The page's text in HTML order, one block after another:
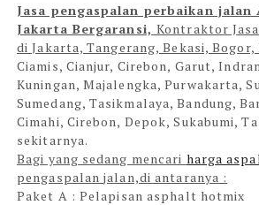
Jasa pengaspalan perbaikan jalan
Jakarta Bergaransi,Kontraktor
di Jakarta, Tangerang, Bekasi, Bogor,
Ciamis, Cianjur, Cirebon, Garut,
Kuningan, Majalengka, Purwakarta,
Sumedang, Tasikmalaya, Bandung,
Cimahi, Cirebon, Depok, Sukabumi,
sekitarnya.
Bagi yang sedang mencari harga
pengaspalan jalan,di antaranya :
Paket A : Pelapisan asphalt hotmix